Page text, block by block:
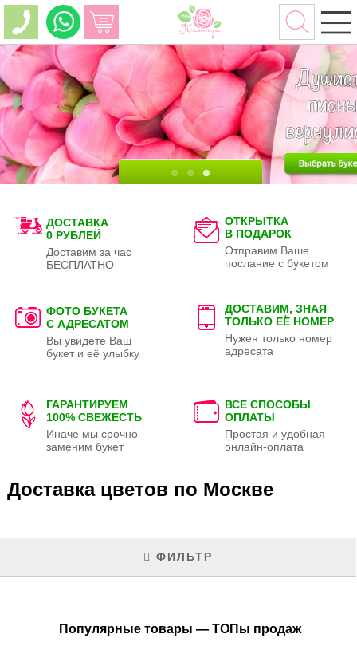
ДОСТАВКА
0 РУБЛЕЙ
Доставим за час
БЕСПЛАТНО
ОТКРЫТКА
В ПОДАРОК
Отправим Ваше
послание с букетом
ФОТО БУКЕТА
С АДРЕСАТОМ
Вы увидете Ваш
букет и её улыбку
ДОСТАВИМ, ЗНАЯ
ТОЛЬКО ЕЁ НОМЕР
Нужен только номер
адресата
ГАРАНТИРУЕМ
100% СВЕЖЕСТЬ
Иначе мы срочно
заменим букет
ВСЕ СПОСОБЫ
ОПЛАТЫ
Простая и удобная
онлайн-оплата
Доставка цветов по Москве
ФИЛЬТР
Популярные товары — ТОПы продаж